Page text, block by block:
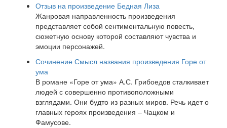
Отзыв на произведение Бедная Лиза
Жанровая направленность произведения
представляет собой сентиментальную повесть,
сюжетную основу которой составляют чувства и
эмоции персонажей.
Сочинение Смысл названия произведения Горе от
ума
В романе «Горе от ума» А.С. Грибоедов сталкивает
людей с совершенно противоположными
взглядами. Они будто из разных миров. Речь идет о
главных героях произведения – Чацком и
Фамусове.